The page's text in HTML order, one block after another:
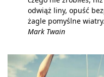
odwiąż liny, opuść
żagle pomyślne
Mark Twain